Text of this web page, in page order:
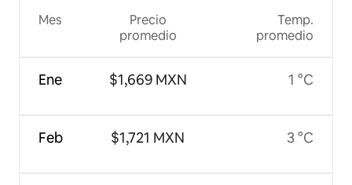
Mes
Ene
Feb
Precio
promedio
$1,669 MXN
$1,721 MXN
Temp.
promedio
1 °C
3 °C